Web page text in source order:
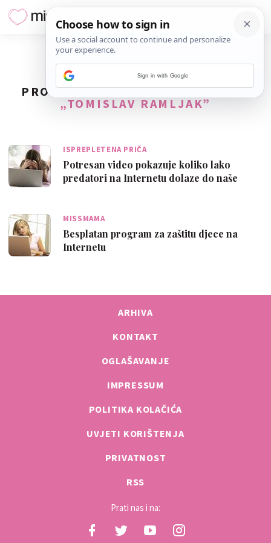
PRONAĐENO2REZULTATA ZA TAG
„TOMISLAV RAMLJAK”
ISPREPLETENA PRIČA
Potresan video pokazuje koliko lako
predatori na Internetu dolaze do naše
MISSMAMA
Besplatan program za zaštitu djece na
Internetu
ARHIVA
KONTAKT
OGLAŠAVANJE
IMPRESSUM
POLITIKA KOLAČIĆA
UVJETI KORIŠTENJA
PRIVATNOST
RSS
Prati nas i na:
Sign in with Google